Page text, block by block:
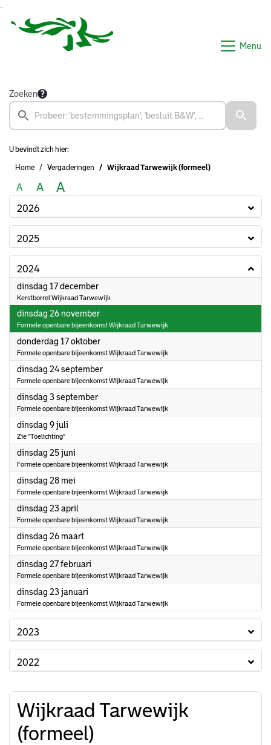
Menu
Zoeken
U bevindt zich hier:
Home Vergaderingen Wijkraad Tarwewijk (formeel)
A A A
2026
2025
2024
dinsdag 17 december2024
Kerstborrel Wijkraad Tarwewijk
dinsdag 26 november2024
Formele openbare bijeenkomst Wijkraad Tarwewijk
donderdag 17 oktober2024
Formele openbare bijeenkomst Wijkraad Tarwewijk
dinsdag 24 september2024
Formele openbare bijeenkomst Wijkraad Tarwewijk
dinsdag 3 september2024
Formele openbare bijeenkomst Wijkraad Tarwewijk
dinsdag 9 juli
Zie ''Toelichting''
dinsdag 25 juni
Formele openbare bijeenkomst Wijkraad Tarwewijk
dinsdag 28 mei
Formele openbare bijeenkomst Wijkraad Tarwewijk
dinsdag 23 april
Formele openbare bijeenkomst Wijkraad Tarwewijk
dinsdag 26 maart2024
Formele openbare bijeenkomst Wijkraad Tarwewijk
dinsdag 27 februari
Formele openbare bijeenkomst Wijkraad Tarwewijk
dinsdag 23 januari
Formele openbare bijeenkomst Wijkraad Tarwewijk
2023
2022
Wijkraad Tarwewijk
(formeel)